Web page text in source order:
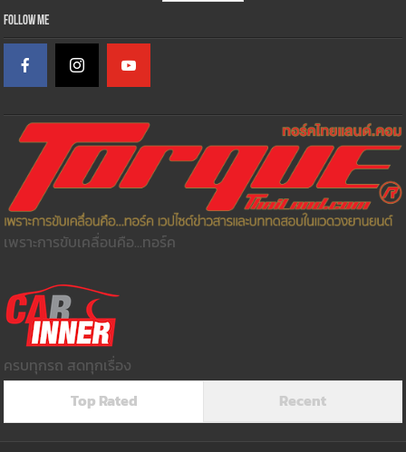
Follow Me
เพราะการขับเคลื่อนคือ...ทอร์ค
ครบทุกรถ สดทุกเรื่อง
Top Rated
Recent